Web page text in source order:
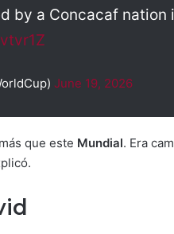
by a Concacaf nation
June 19, 2026
que este Mundial. Era